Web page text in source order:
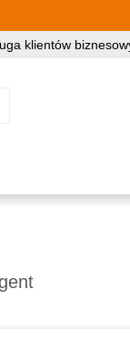
klientów